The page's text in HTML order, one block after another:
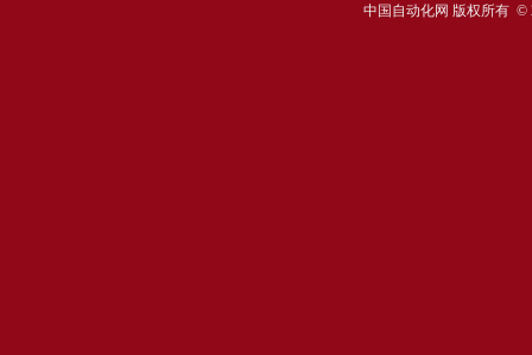
中国自动化网 版权所有